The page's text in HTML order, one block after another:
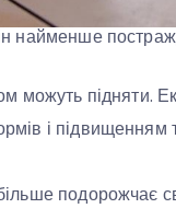
найменше
можуть підняти.
і підвищенням
подорожчає